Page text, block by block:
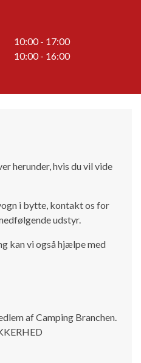
10:00 - 17:00
10:00 - 16:00
herunder, hvis du vil vide
i bytte, kontakt os for
udstyr.
kan vi også hjælpe med
af Camping Branchen.